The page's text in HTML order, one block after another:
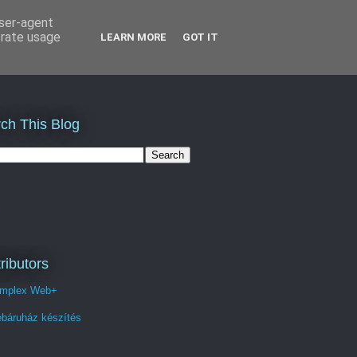
This Blog
Web+
készítés
agent
usage
LEARN MORE GOT IT